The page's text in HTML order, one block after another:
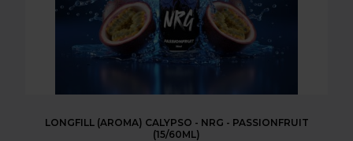
LONGFILL (AROMA) CALYPSO - NRG - PASSIONFRUIT
(15/60ML)